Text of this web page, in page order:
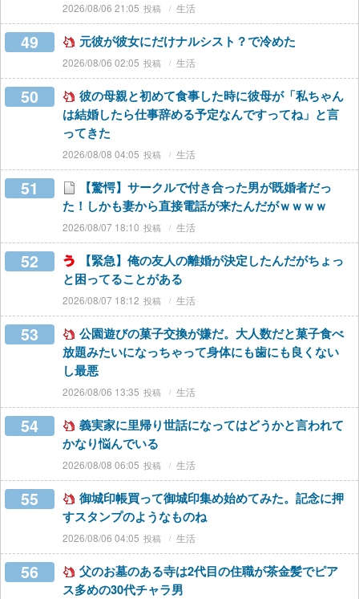
2026/08/06 21:05 生活
49 元彼が彼女にだけナルシスト？で冷めた
2026/08/06 02:05 生活
50
彼の母親と初めて食事した時に彼母が「私ちゃん
は結婚したら仕事辞める予定なんですってね」と言
ってきた
2026/08/08 04:05 生活
51
【驚愕】サークルで付き合った男が既婚者だっ
た！しかも妻から直接電話が来たんだがｗｗｗｗ
2026/08/07 18:10 生活
52
【緊急】俺の友人の離婚が決定したんだがちょっ
と困ってることがある
2026/08/07 18:12 生活
53
公園遊びの菓子交換が嫌だ。大人数だと菓子食べ
放題みたいになっちゃって身体にも歯にも良くない
し最悪
2026/08/06 13:35 生活
54
義実家に里帰り世話になってはどうかと言われて
かなり悩んでいる
2026/08/08 06:05 生活
55
御城印帳買って御城印集め始めてみた。記念に押
すスタンプのようなものね
2026/08/06 04:05 生活
56
父のお墓のある寺は2代目の住職が茶金髪でピア
ス多めの30代チャラ男